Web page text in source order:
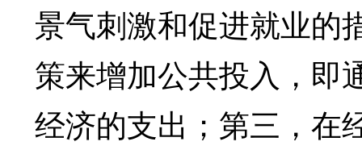
景气刺激和促进就业的
策来增加公共投入，即
经济的支出；第三，在